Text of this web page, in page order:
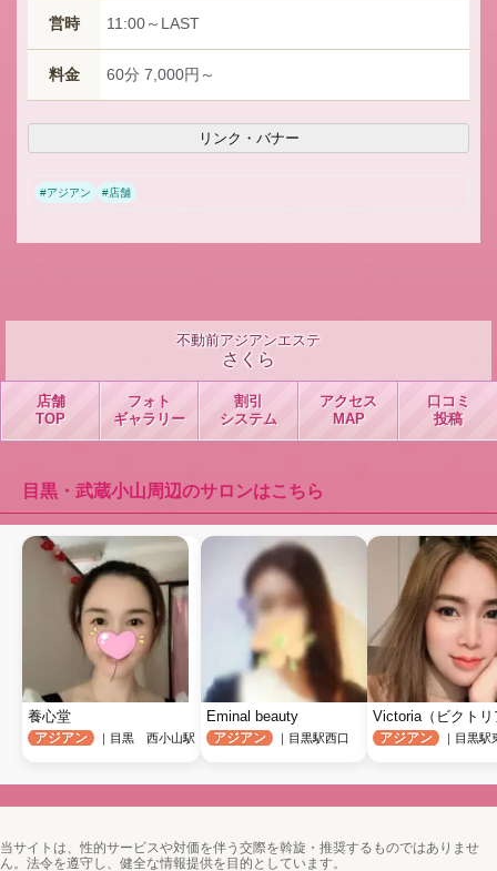
営時 11:00～LAST
料金 60分 7,000円～
リンク・バナー
#アジアン #店舗
不動前アジアンエステ
さくら
店舗
TOP
フォト
ギャラリー
割引
システム
アクセス
MAP
口コミ
投稿
目黒・武蔵小山周辺のサロンはこちら
養心堂
アジアン ｜目黒 西小山駅
Eminal beauty
アジアン ｜目黒駅西口
Victoria（ビクトリ
アジアン ｜目黒駅
当サイトは、性的サービスや対価を伴う交際を斡旋・推奨するものではありませ
ん。法令を遵守し、健全な情報提供を目的としています。